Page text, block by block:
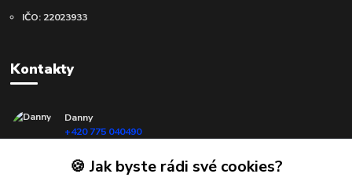
IČO: 22023933
Kontakty
Danny
+420 775 040490
🍪 Jak byste rádi své cookies?